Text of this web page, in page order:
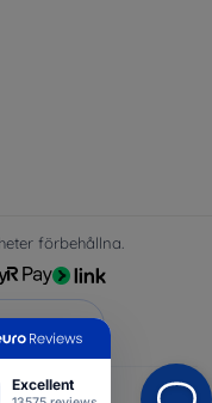
Excellent
förbehållna.